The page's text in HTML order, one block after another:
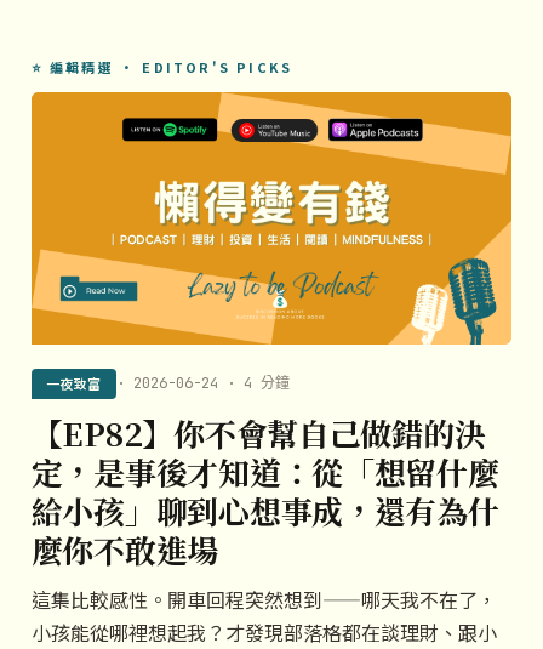
⭐ 編輯精選 · EDITOR'S PICKS
一夜致富 · 2026-06-24 · 4 分鐘
【EP82】你不會幫自己做錯的決
定，是事後才知道：從「想留什麼
給小孩」聊到心想事成，還有為什
麼你不敢進場
這集比較感性。開車回程突然想到——哪天我不在了，
小孩能從哪裡想起我？才發現部落格都在談理財、跟小